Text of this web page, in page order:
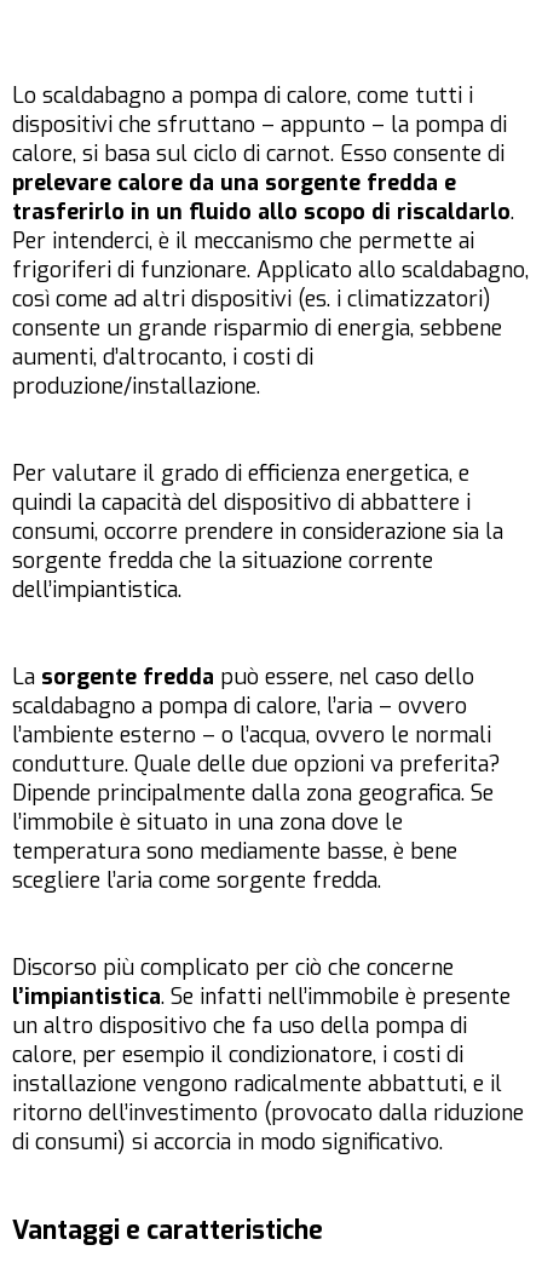
Lo scaldabagno a pompa di calore, come tutti i
dispositivi che sfruttano – appunto – la pompa di
calore, si basa sul ciclo di carnot. Esso consente di
prelevare calore da una sorgente fredda e
trasferirlo in un fluido allo scopo di riscaldarlo.
Per intenderci, è il meccanismo che permette ai
frigoriferi di funzionare. Applicato allo scaldabagno,
così come ad altri dispositivi (es. i climatizzatori)
consente un grande risparmio di energia, sebbene
aumenti, d’altrocanto, i costi di
produzione/installazione.
Per valutare il grado di efficienza energetica, e
quindi la capacità del dispositivo di abbattere i
consumi, occorre prendere in considerazione sia la
sorgente fredda che la situazione corrente
dell’impiantistica.
La sorgente fredda può essere, nel caso dello
scaldabagno a pompa di calore, l’aria – ovvero
l’ambiente esterno – o l’acqua, ovvero le normali
condutture. Quale delle due opzioni va preferita?
Dipende principalmente dalla zona geografica. Se
l’immobile è situato in una zona dove le
temperatura sono mediamente basse, è bene
scegliere l’aria come sorgente fredda.
Discorso più complicato per ciò che concerne
l’impiantistica. Se infatti nell’immobile è presente
un altro dispositivo che fa uso della pompa di
calore, per esempio il condizionatore, i costi di
installazione vengono radicalmente abbattuti, e il
ritorno dell’investimento (provocato dalla riduzione
di consumi) si accorcia in modo significativo.
Vantaggi e caratteristiche